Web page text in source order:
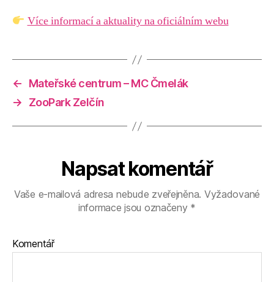
Více informací a aktuality na oficiálním webu
←
Mateřské centrum – MC Čmelák
→
ZooPark Zelčín
Napsat komentář
Vaše e-mailová adresa nebude zveřejněna. Vyžadované
informace jsou označeny *
Komentář